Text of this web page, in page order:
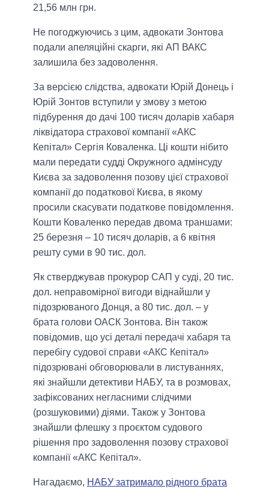
21,56 млн грн.
Не погоджуючись з цим, адвокати Зонтова
подали апеляційні скарги, які АП ВАКС
залишила без задоволення.
За версією слідства, адвокати Юрій Донець і
Юрій Зонтов вступили у змову з метою
підбурення до дачі 100 тисяч доларів хабаря
ліквідатора страхової компанії «АКС
Кепітал» Сергія Коваленка. Ці кошти нібито
мали передати судді Окружного адмінсуду
Києва за задоволення позову цієї страхової
компанії до податкової Києва, в якому
просили скасувати податкове повідомлення.
Кошти Коваленко передав двома траншами:
25 березня – 10 тисяч доларів, а 6 квітня
решту суми в 90 тис. дол.
Як стверджував прокурор САП у суді, 20 тис.
дол. неправомірної вигоди віднайшли у
підозрюваного Донця, а 80 тис. дол. – у
брата голови ОАСК Зонтова. Він також
повідомив, що усі деталі передачі хабаря та
перебігу судової справи «АКС Кепітал»
підозрювані обговорювали в листуваннях,
які знайшли детективи НАБУ, та в розмовах,
зафіксованих негласними слідчими
(розшуковими) діями. Також у Зонтова
знайшли флешку з проєктом судового
рішення про задоволення позову страхової
компанії «АКС Кепітал».
Нагадаємо, НАБУ затримало рідного брата